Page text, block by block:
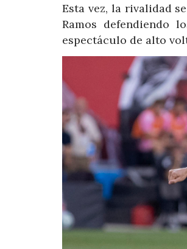
Esta vez, la rivalidad
Ramos defendiendo
espectáculo de alto